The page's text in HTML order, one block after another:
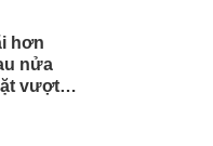
hơn
nửa
vượt